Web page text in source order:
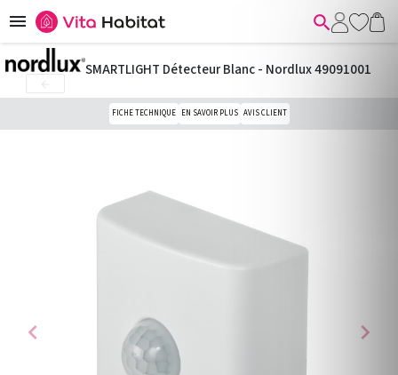
 
chevron_left chevron_right
SMARTLIGHT Détecteur Blanc - Nordlux 49091001
FICHE TECHNIQUE EN SAVOIR PLUS AVIS CLIENT